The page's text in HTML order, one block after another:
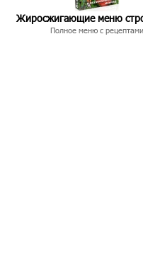
Жиросжигающие меню
Полное меню с рецептами